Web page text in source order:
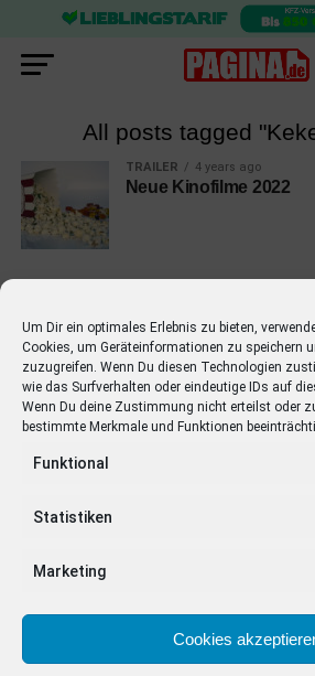
Um Dir ein optimales Erlebnis zu bieten,
Cookies, um Geräteinformationen zu speichern
zuzugreifen. Wenn Du diesen Technologien
wie das Surfverhalten oder eindeutige IDs auf
Wenn Du deine Zustimmung nicht erteilst oder
bestimmte Merkmale und Funktionen
Funktional
Statistiken
Marketing
Cookies
All posts tagged
TRAILER 4 years ago
Neue Kinofilme 2022
EMPFOHLEN
STARS 4 years ago
Barbara
von “Verstehen Sie